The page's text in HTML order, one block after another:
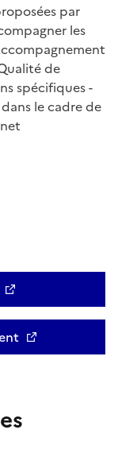
par
les
de
spécifiques -
le cadre de